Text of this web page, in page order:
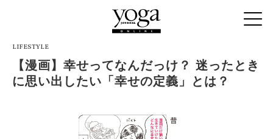
LIFESTYLE
【漫画】幸せってなんだっけ？ 迷ったとき
に思い出したい「幸せの定義」とは？